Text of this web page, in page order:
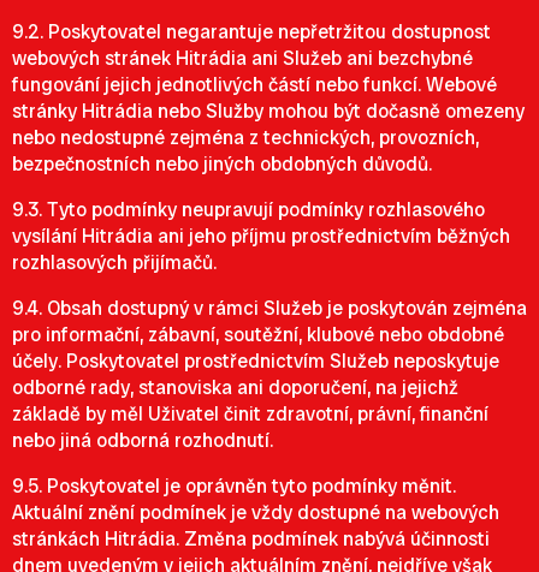
9.2. Poskytovatel negarantuje nepřetržitou dostupnost
webových stránek Hitrádia ani Služeb ani bezchybné
fungování jejich jednotlivých částí nebo funkcí. Webové
stránky Hitrádia nebo Služby mohou být dočasně omezeny
nebo nedostupné zejména z technických, provozních,
bezpečnostních nebo jiných obdobných důvodů.
9.3. Tyto podmínky neupravují podmínky rozhlasového
vysílání Hitrádia ani jeho příjmu prostřednictvím běžných
rozhlasových přijímačů.
9.4. Obsah dostupný v rámci Služeb je poskytován zejména
pro informační, zábavní, soutěžní, klubové nebo obdobné
účely. Poskytovatel prostřednictvím Služeb neposkytuje
odborné rady, stanoviska ani doporučení, na jejichž
základě by měl Uživatel činit zdravotní, právní, finanční
nebo jiná odborná rozhodnutí.
9.5. Poskytovatel je oprávněn tyto podmínky měnit.
Aktuální znění podmínek je vždy dostupné na webových
stránkách Hitrádia. Změna podmínek nabývá účinnosti
dnem uvedeným v jejich aktuálním znění, nejdříve však